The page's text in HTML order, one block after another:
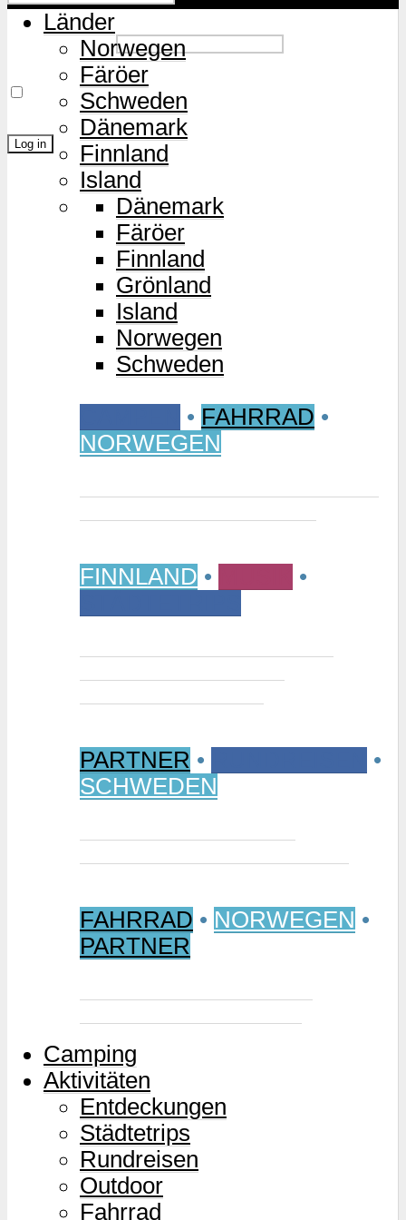
Password
Remember Me
Lost Password?
Länder
Norwegen
Färöer
Schweden
Dänemark
Finnland
Island
Dänemark
Färöer
Finnland
Grönland
Island
Norwegen
Schweden
• FAHRRAD •
NORWEGEN
FINNLAND •
•
PARTNER •
•
SCHWEDEN
FAHRRAD • NORWEGEN •
PARTNER
Camping
Aktivitäten
Entdeckungen
Städtetrips
Rundreisen
Outdoor
Fahrrad